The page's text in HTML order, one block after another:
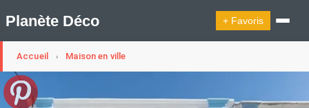
Planète Déco + Favoris
🛍︎ Shop Planète Déco ℹ︎ À propos
Accueil › Maison en ville